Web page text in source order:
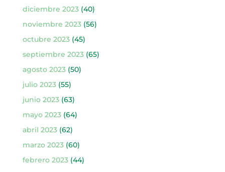
diciembre 2023(40)
noviembre 2023(56)
octubre 2023(45)
septiembre 2023(65)
agosto 2023(50)
julio 2023(55)
junio 2023(63)
mayo 2023(64)
abril 2023(62)
marzo 2023(60)
febrero 2023(44)